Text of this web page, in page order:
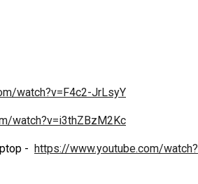
watch?v=F4c2-JrLsyY
watch?v=i3thZBzM2Kc
- https://www.youtube.com/watch?